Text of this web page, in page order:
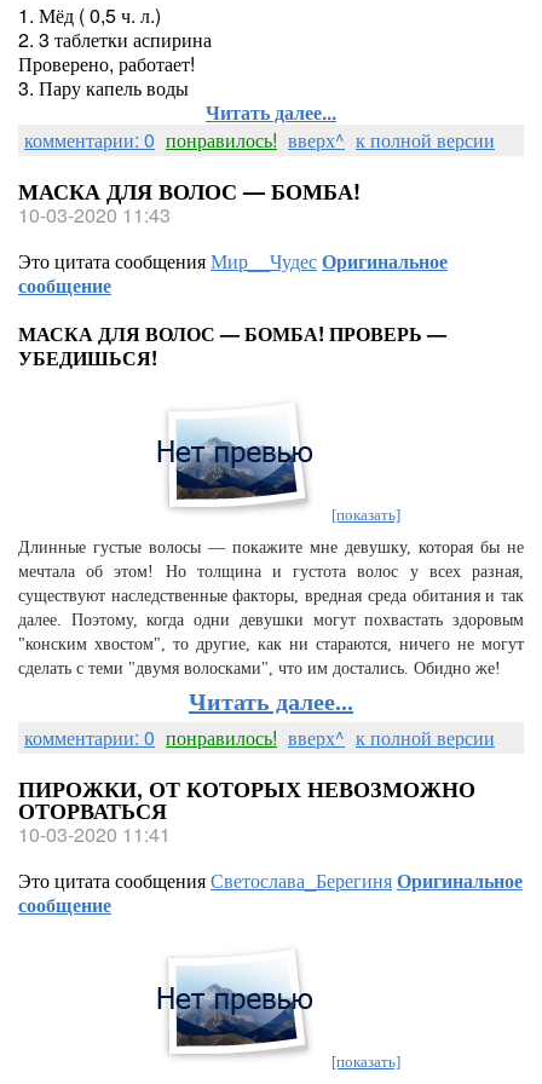
1. Мёд ( 0,5 ч. л.)
2. 3 таблетки аспирина
Проверено, работает!
3. Пару капель воды
Читать далее...
комментарии: 0 понравилось! вверх^ к полной версии
МАСКА ДЛЯ ВОЛОС — БОМБА!
10-03-2020 11:43
Это цитата сообщенияМир__ЧудесОригинальное
сообщение
МАСКА ДЛЯ ВОЛОС — БОМБА! ПРОВЕРЬ —
УБЕДИШЬСЯ!
[показать]
Длинные густые волосы — покажите мне девушку, которая бы не
мечтала об этом! Но толщина и густота волос у всех разная,
существуют наследственные факторы, вредная среда обитания и так
далее. Поэтому, когда одни девушки могут похвастать здоровым
"конским хвостом", то другие, как ни стараются, ничего не могут
сделать с теми "двумя волосками", что им достались. Обидно же!
Читать далее...
комментарии: 0 понравилось! вверх^ к полной версии
ПИРОЖКИ, ОТ КОТОРЫХ НЕВОЗМОЖНО
ОТОРВАТЬСЯ
10-03-2020 11:41
Это цитата сообщенияСветослава_БерегиняОригинальное
сообщение
[показать]